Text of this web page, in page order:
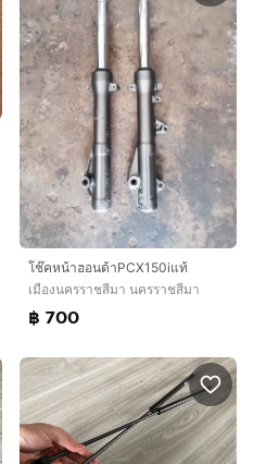
โช๊ค​หน้า​ฮอนด้า​PCX​150​i​แท้​
เมืองนครราชสีมา นครราชสีมา
฿ 700